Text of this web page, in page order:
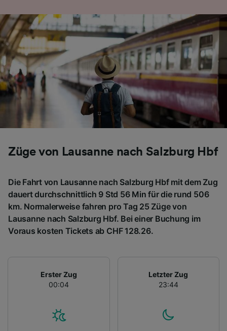
Züge von Lausanne nach Salzburg Hbf
Die Fahrt von Lausanne nach Salzburg Hbf mit dem Zug
dauert durchschnittlich 9 Std 56 Min für die rund 506
km. Normalerweise fahren pro Tag 25 Züge von
Lausanne nach Salzburg Hbf. Bei einer Buchung im
Voraus kosten Tickets ab CHF 128.26.
Erster Zug
00:04
Letzter Zug
23:44
Verwendung genauer Standortdaten.
Endgeräteeigenschaften zur Identifikation
aktiv abfragen. Speichern von oder Zugriff auf
Informationen auf einem Endgerät.
Personalisierte Werbung und Inhalte, Messung
von Werbeleistung und der Performance von
Inhalten, Zielgruppenforschung sowie
Entwicklung und Verbesserung von
Angeboten.
Liste der Partner (Lieferanten)